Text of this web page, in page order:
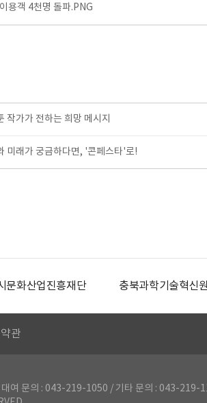
용객 4천명 돌파.PNG
작가가 전하는 희망 메시지
미래가 궁금하다면, '콘페스타'로!
문화산업진흥재단 충북과학기술혁신원
관
대여 문의 : 043-219-1050 / 기타 문의 : 043-